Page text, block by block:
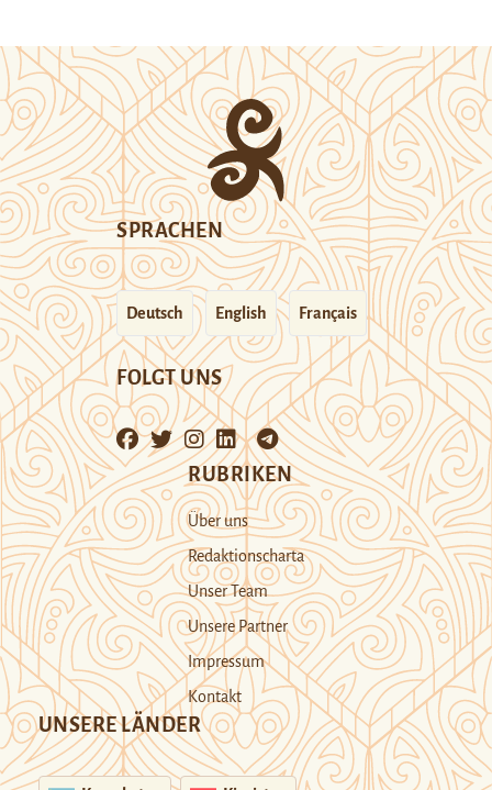
SPRACHEN
Deutsch English Français
FOLGT UNS
RUBRIKEN
Über uns
Redaktionscharta
Unser Team
Unsere Partner
Impressum
Kontakt
UNSERE LÄNDER